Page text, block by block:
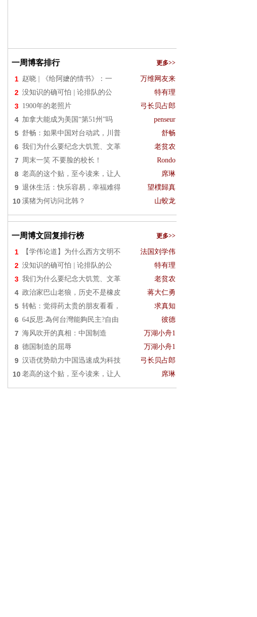
一周博客排行 更多>>
1 赵晓 | 《给阿嬷的情书》：一 万维网友来
2 没知识的确可怕 | 论排队的公 特有理
3 1900年的老照片 弓长贝占郎
4 加拿大能成为美国“第51州”吗 penseur
5 舒畅：如果中国对台动武，川普 舒畅
6 我们为什么要纪念大饥荒、文革 老贫农
7 周末一笑 不要脸的校长！ Rondo
8 老高的这个贴，至今读来，让人 席琳
9 退休生活：快乐容易，幸福难得 望樸歸真
10 溪猪为何访问北韩？ 山蛟龙
一周博文回复排行榜 更多>>
1 【学伟论道】为什么西方文明不 法国刘学伟
2 没知识的确可怕 | 论排队的公 特有理
3 我们为什么要纪念大饥荒、文革 老贫农
4 政治家巴山老狼，历史不是橡皮 蒋大仁勇
5 转帖：觉得药太贵的朋友看看， 求真知
6 64反思:為何台灣能夠民主?自由 彼德
7 海风吹开的真相：中国制造 万湖小舟1
8 德国制造的屈辱 万湖小舟1
9 汉语优势助力中国迅速成为科技 弓长贝占郎
10 老高的这个贴，至今读来，让人 席琳